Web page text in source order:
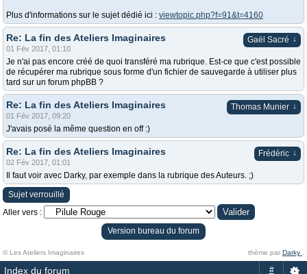
Plus d'informations sur le sujet dédié ici : viewtopic.php?f=91&t=4160
Gaël Sacré ↓
Re: La fin des Ateliers Imaginaires
01 Fév 2017, 01:10
Je n'ai pas encore créé de quoi transféré ma rubrique. Est-ce que c'est possible
de récupérer ma rubrique sous forme d'un fichier de sauvegarde à utiliser plus
tard sur un forum phpBB ?
Thomas Munier ↓
Re: La fin des Ateliers Imaginaires
01 Fév 2017, 09:20
J'avais posé la même question en off :)
Frédéric ↓
Re: La fin des Ateliers Imaginaires
02 Fév 2017, 01:01
Il faut voir avec Darky, par exemple dans la rubrique des Auteurs. ;)
Sujet verrouillé
Aller vers :
Version bureau du forum
© Les Ateliers Imaginaires thème par Darky
Index du forum #